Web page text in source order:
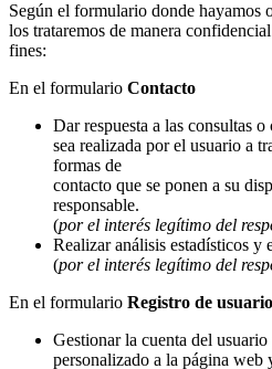
Según el formulario donde hayamos
los trataremos de manera
fines:
En el formulario Contacto
Dar respuesta a las consultas
sea realizada por el usuario a
formas de
contacto que se ponen a su
responsable.
(por el interés legítimo del
Realizar análisis estadísticos y
(por el interés legítimo del
En el formulario Registro de usuario
Gestionar la cuenta del
personalizado a la página web